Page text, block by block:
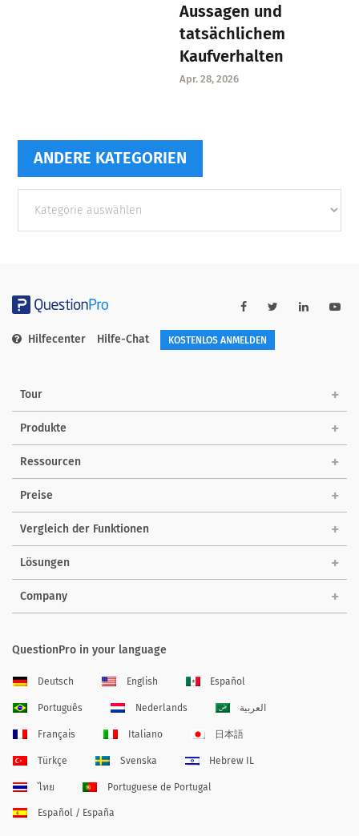
Aussagen und
tatsächlichem
Kaufverhalten
Apr. 28, 2026
ANDERE KATEGORIEN
Kategorien
Hilfecenter Hilfe-Chat KOSTENLOS ANMELDEN
Tour
Produkte
Ressourcen
Preise
Vergleich der Funktionen
Lösungen
Company
QuestionPro in your language
Deutsch English Español
Português Nederlands العربية
Français Italiano 日本語
Türkçe Svenska Hebrew IL
ไทย Portuguese de Portugal
Español / España